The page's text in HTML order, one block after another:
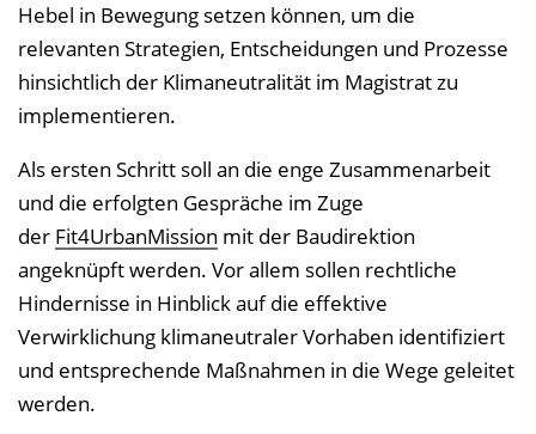
Hebel in Bewegung setzen können, um die
relevanten Strategien, Entscheidungen und Prozesse
hinsichtlich der Klimaneutralität im Magistrat zu
implementieren.
Als ersten Schritt soll an die enge Zusammenarbeit
und die erfolgten Gespräche im Zuge
der Fit4UrbanMission mit der Baudirektion
angeknüpft werden. Vor allem sollen rechtliche
Hindernisse in Hinblick auf die effektive
Verwirklichung klimaneutraler Vorhaben identifiziert
und entsprechende Maßnahmen in die Wege geleitet
werden.